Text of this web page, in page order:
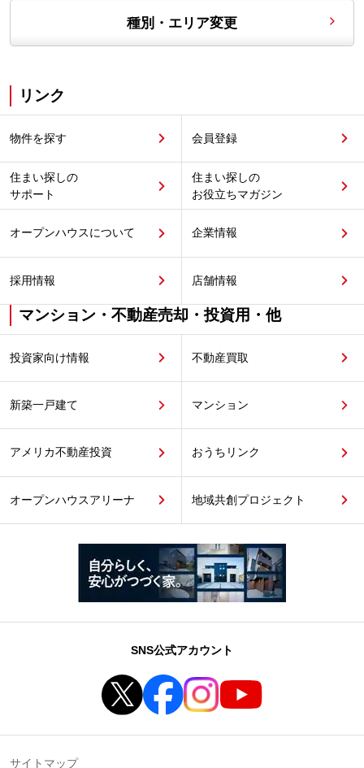
種別・エリア変更
リンク
物件を探す 会員登録
住まい探しの
サポート
住まい探しの
お役立ちマガジン
オープンハウスについて 企業情報
採用情報 店舗情報
マンション・不動産売却・投資用・他
投資家向け情報 不動産買取
新築一戸建て マンション
アメリカ不動産投資 おうちリンク
オープンハウスアリーナ 地域共創プロジェクト
SNS公式アカウント
サイトマップ